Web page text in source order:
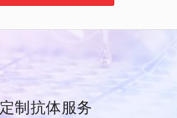
定制抗体服务